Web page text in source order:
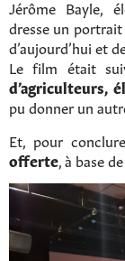
Jérôme Bayle,
dresse un
d’aujourd’hui et
Le film était
d’agriculteurs,
pu donner un
Et, pour
offerte , à base